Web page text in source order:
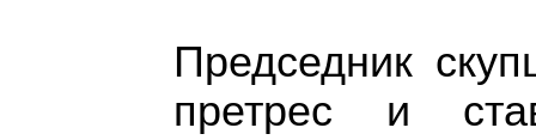
Председник
претрес и